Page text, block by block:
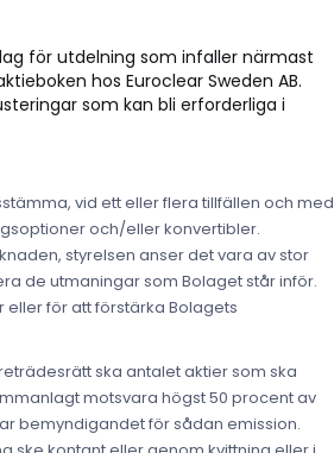
för utdelning som infaller närmast
hos Euroclear Sweden AB.
som kan bli erforderliga i
vid ett eller flera tillfällen och med
och/eller konvertibler.
styrelsen anser det vara av stor
de utmaningar som Bolaget står inför.
eller för att förstärka Bolagets
ska antalet aktier som ska
motsvara högst 50 procent av
bemyndigandet för sådan emission.